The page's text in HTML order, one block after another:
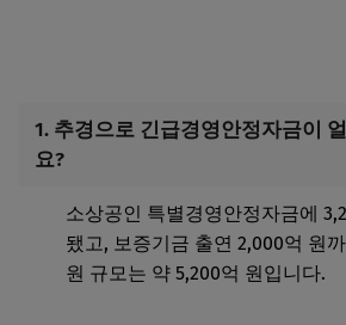
1. 추경으로 긴급경영안정자금이
요?
소상공인 특별경영안정자금에
됐고, 보증기금 출연 2,000억 원
원 규모는 약 5,200억 원입니다.